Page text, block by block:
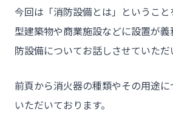
今回は「消防設備とは」というこ
型建築物や商業施設などに設置が
防設備についてお話しさせていただ
前頁から消火器の種類やその用途
いただいております。